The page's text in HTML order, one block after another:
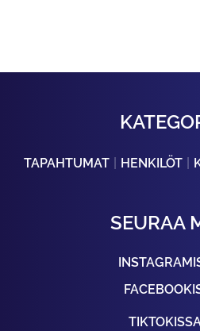
TAPAHTUMAT HENKILÖT
SEURAA